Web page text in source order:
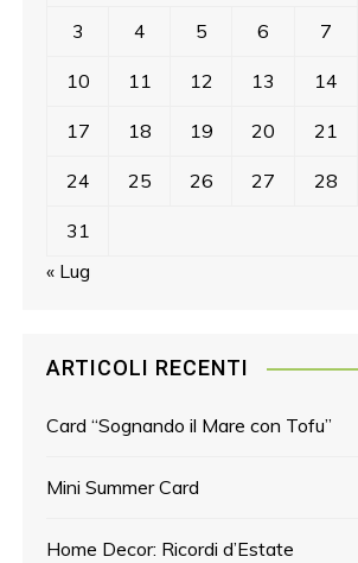
3 4 5 6 7
10 11 12 13 14
17 18 19 20 21
24 25 26 27 28
31
« Lug
ARTICOLI RECENTI
Card “Sognando il Mare con Tofu”
Mini Summer Card
Home Decor: Ricordi d’Estate